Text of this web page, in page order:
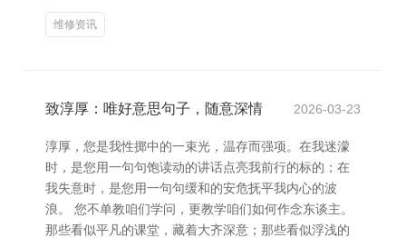
维修资讯
致淳厚：唯好意思句子，随意深情 2026-03-23
淳厚，您是我性掷中的一束光，温存而强项。在我迷濛
时，是您用一句句饱读动的讲话点亮我前行的标的；在
我失意时，是您用一句句缓和的安危抚平我内心的波
浪。 您不单教咱们学问，更教学咱们如何作念东谈主。
那些看似平凡的课堂，藏着大齐深意；那些看似浮浅的